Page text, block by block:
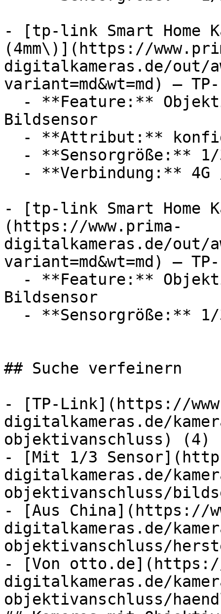
- [tp-link Smart Home
(4mm\)](https://
digitalkameras.de/out/
variant=md&wt=md) —
Bildsensor
- [tp-link Smart Home
(https://www.prima-
digitalkameras.de/out/
variant=md&wt=md) —
Bildsensor
## Suche verfeinern
- [TP-Link](https://
digitalkameras.de/
objektivanschluss) (4)
- [Mit 1/3
digitalkameras.de/
objektivanschluss/
- [Aus China](https://
digitalkameras.de/
objektivanschluss/
- [Von otto.de](https://
digitalkameras.de/
objektivanschluss/